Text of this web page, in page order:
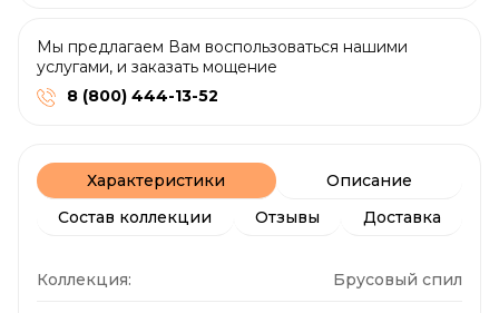
Мы предлагаем Вам воспользоваться нашими
услугами, и заказать мощение
8 (800) 444-13-52
Характеристики
Описание
Состав коллекции
Отзывы Доставка
Коллекция: Брусовый спил